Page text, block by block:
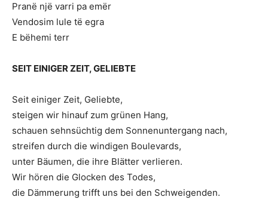
Pranë një varri pa emër
Vendosim lule të egra
E bëhemi terr
SEIT EINIGER ZEIT, GELIEBTE
Seit einiger Zeit, Geliebte,
steigen wir hinauf zum grünen Hang,
schauen sehnsüchtig dem Sonnenuntergang nach,
streifen durch die windigen Boulevards,
unter Bäumen, die ihre Blätter verlieren.
Wir hören die Glocken des Todes,
die Dämmerung trifft uns bei den Schweigenden.